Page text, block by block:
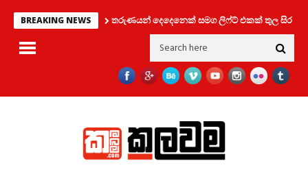
BREAKING NEWS තරුණයන් දෙදෙනෙක් සමග ලිෆ්ට් එකක් තුල සිර වූ කත